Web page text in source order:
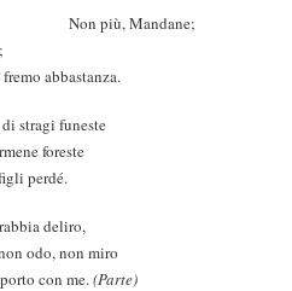
Mandane;
abbastanza.
stragi funeste
foreste
perdé.
deliro,
odo, non miro
con me.(Parte)